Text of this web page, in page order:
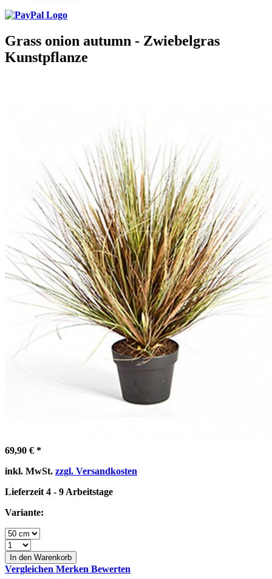
Grass onion autumn - Zwiebelgras
Kunstpflanze
69,90 € *
inkl. MwSt. zzgl. Versandkosten
Lieferzeit 4 - 9 Arbeitstage
Variante:
In den Warenkorb
Vergleichen Merken Bewerten